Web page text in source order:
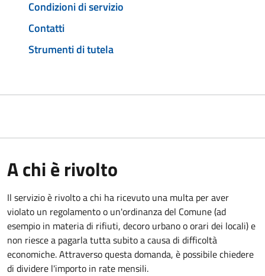
Condizioni di servizio
Contatti
Strumenti di tutela
A chi è rivolto
Il servizio è rivolto a chi ha ricevuto una multa per aver
violato un regolamento o un'ordinanza del Comune (ad
esempio in materia di rifiuti, decoro urbano o orari dei locali) e
non riesce a pagarla tutta subito a causa di difficoltà
economiche. Attraverso questa domanda, è possibile chiedere
di dividere l'importo in rate mensili.